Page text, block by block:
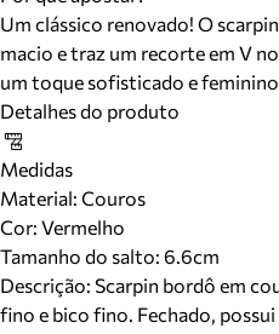
Um clássico renovado! O
macio e traz um recorte em V
um toque sofisticado e
Detalhes do produto
Medidas
Material: Couros
Cor: Vermelho
Tamanho do salto: 6.6cm
Descrição: Scarpin bordô em
fino e bico fino. Fechado,